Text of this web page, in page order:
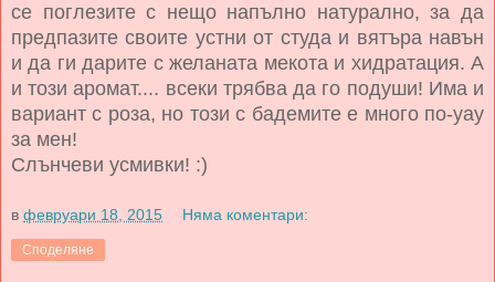
се поглезите с нещо напълно натурално, за да
предпазите своите устни от студа и вятъра навън
и да ги дарите с желаната мекота и хидратация. А
и този аромат.... всеки трябва да го подуши! Има и
вариант с роза, но този с бадемите е много по-уау
за мен!
Слънчеви усмивки! :)
в февруари 18, 2015 Няма коментари:
Споделяне